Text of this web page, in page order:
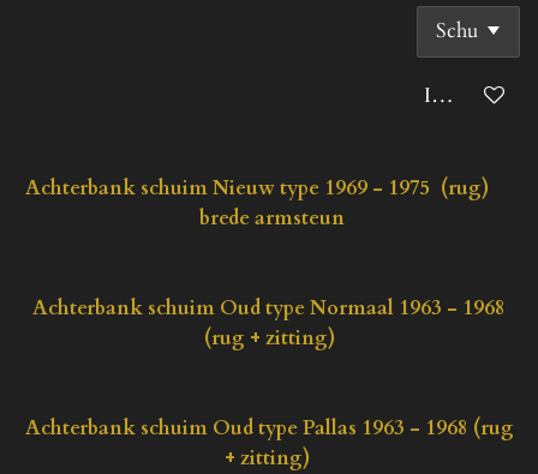
In
Achterbank schuim Nieuw type 1969 - 1975 (rug)
brede armsteun
Achterbank schuim Oud type Normaal 1963 - 1968
(rug + zitting)
Achterbank schuim Oud type Pallas 1963 - 1968 (rug
+ zitting)